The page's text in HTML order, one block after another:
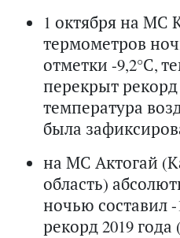
1 октября на МС
термометров
отметки -9,2°С,
перекрыт рекорд
температура
была
на МС Актогай
область)
ночью составил
рекорд 2019 года